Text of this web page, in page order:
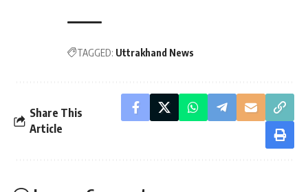
TAGGED: Uttrakhand News
Share This
Article